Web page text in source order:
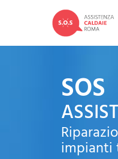
SOS
impianti